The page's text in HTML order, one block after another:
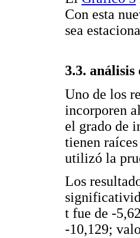
Con esta
sea
3.3.
Uno de los
incorporen
el grado de
tienen
utilizó la
Los
t fue de -
-10,129;